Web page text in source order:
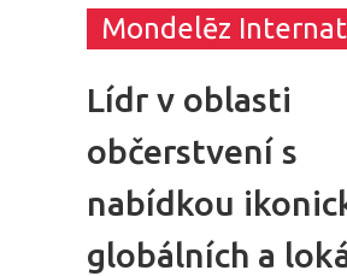
Mondelēz
Lídr v oblasti
občerstvení s
nabídkou
globálních a